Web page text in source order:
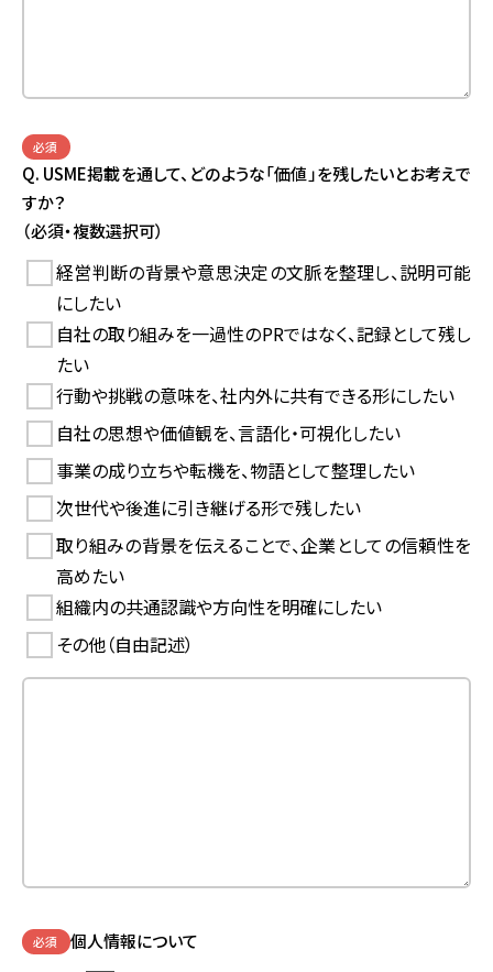
必須
Q. USME掲載を通して、どのような「価値」を残したいとお考えで
すか？
（必須・複数選択可）
経営判断の背景や意思決定の文脈を整理し、説明可能
にしたい
自社の取り組みを一過性のPRではなく、記録として残し
たい
行動や挑戦の意味を、社内外に共有できる形にしたい
自社の思想や価値観を、言語化・可視化したい
事業の成り立ちや転機を、物語として整理したい
次世代や後進に引き継げる形で残したい
取り組みの背景を伝えることで、企業としての信頼性を
高めたい
組織内の共通認識や方向性を明確にしたい
その他（自由記述）
必須 個人情報について